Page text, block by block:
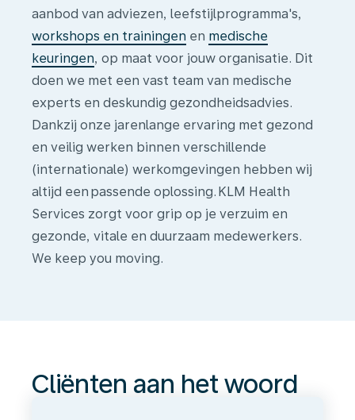
aanbod van adviezen, leefstijlprogramma's,
workshops en trainingen en medische
keuringen, op maat voor jouw organisatie. Dit
doen we met een vast team van medische
experts en deskundig gezondheidsadvies.
Dankzij onze jarenlange ervaring met gezond
en veilig werken binnen verschillende
(internationale) werkomgevingen hebben wij
altijd een passende oplossing. KLM Health
Services zorgt voor grip op je verzuim en
gezonde, vitale en duurzaam medewerkers.
We keep you moving.
Cliënten
Cliënten aan het woord